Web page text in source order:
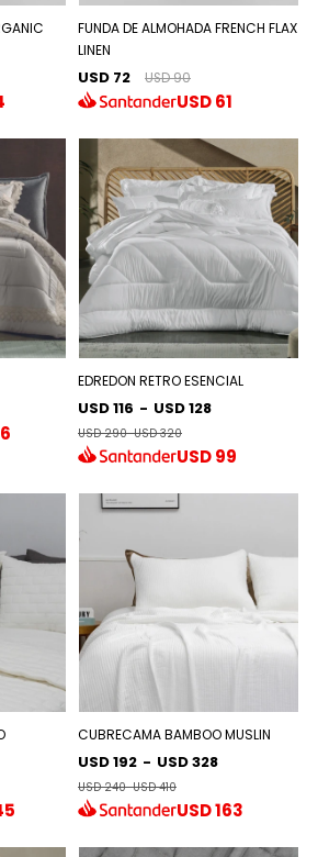
FUNDA DE ALMOHADA FRENCH FLAX
LINEN
USD 72 USD 90
USD61
EDREDON RETRO ESENCIAL
USD 116 - USD 128
USD 290-USD 320
USD99
CUBRECAMA BAMBOO MUSLIN
USD 192 - USD 328
USD 240-USD 410
USD163